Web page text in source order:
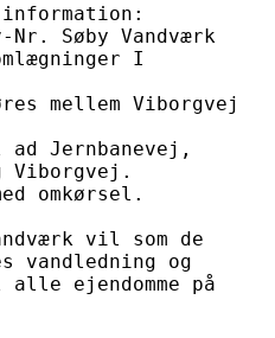
Nr. Søby Vandværk
I
mellem Viborgvej
Jernbanevej,
Viborgvej.
omkørsel.
vil som de
vandledning og
ejendomme på